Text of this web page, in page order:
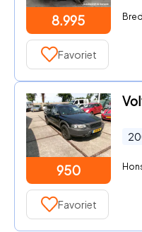
8.995
Favoriet
950
Favoriet